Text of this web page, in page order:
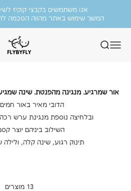
אנו משתמשים בקבצי קוקיז
המשך שימוש באתר מהווה הסכמה
מוזמנות להציץFlyByFly
אור שמרגיע. מנגינה מהפנטת. שינה
הדובי מאיר באור
ובלחיצה נוספת מנגינת ערש
השילוב ביניהם יוצר
תינוק רגוע, שינה קלה,
13 מוצרים